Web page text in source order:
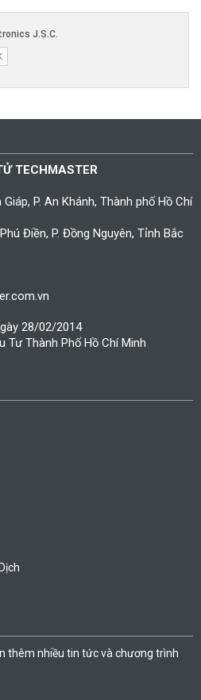
TECHMASTER
P. An Khánh, Thành phố Hồ Chí
Điền, P. Đồng Nguyên, Tỉnh Bắc
28/02/2014
Tư Thành Phố Hồ Chí Minh
thêm nhiều tin tức và chương trình